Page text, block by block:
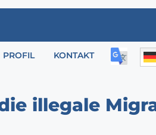
PROFIL KONTAKT
illegale